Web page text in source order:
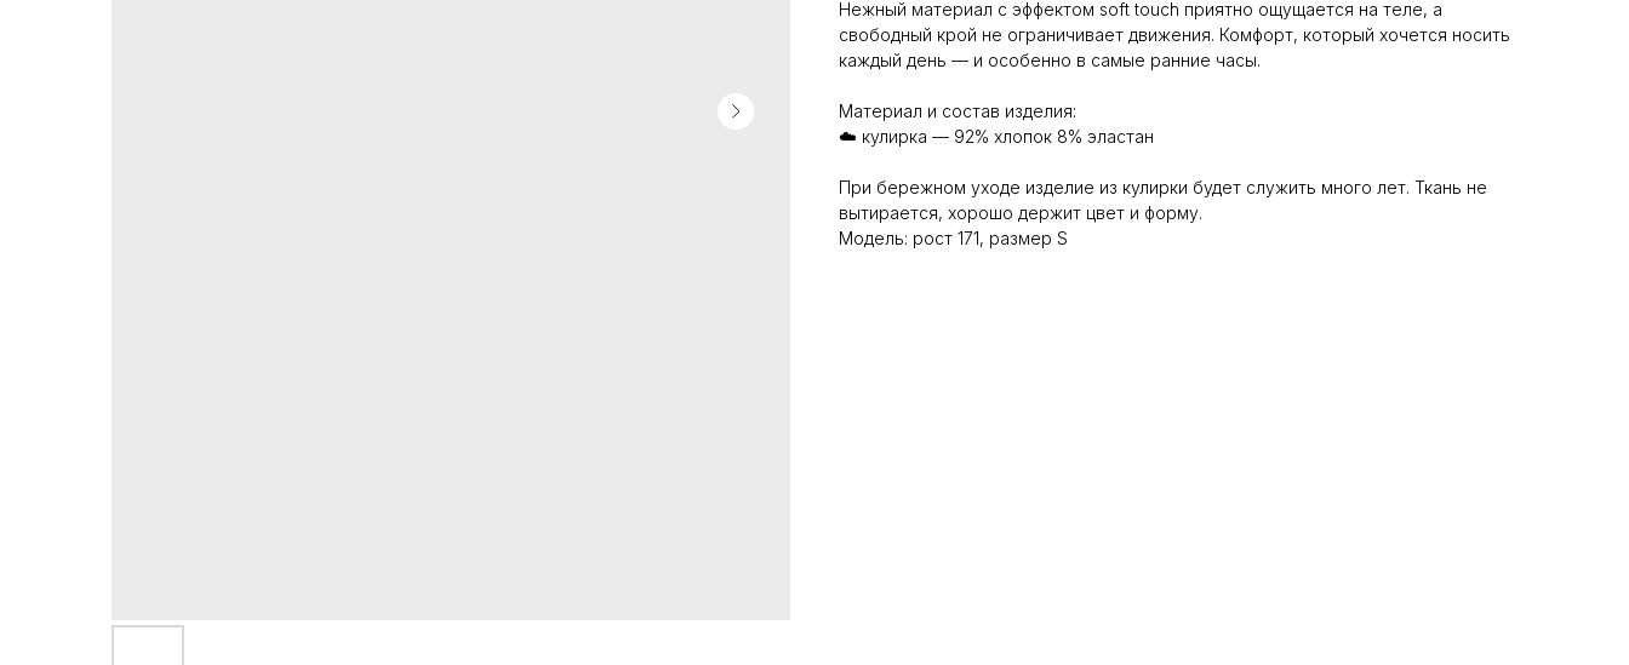
Нежный материал с эффектом soft touch приятно ощущается на теле, а
свободный крой не ограничивает движения. Комфорт, который хочется носить
каждый день — и особенно в самые ранние часы.
Материал и состав изделия:
☁️ кулирка — 92% хлопок 8% эластан
При бережном уходе изделие из кулирки будет служить много лет. Ткань не
вытирается, хорошо держит цвет и форму.
Модель: рост 171, размер S